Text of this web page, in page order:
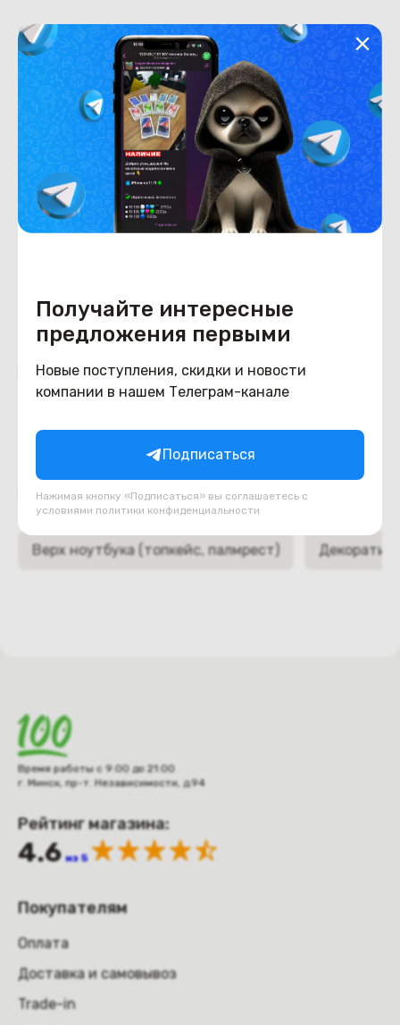
Получайте интересные
предложения первыми
Новые поступления, скидки и новости
компании в нашем Телеграм-канале
Подписаться
Нажимая кнопку «Подписаться» вы соглашаетесь с
условиями политики конфиденциальности
Общая информация
Производитель
HP
Тип товара
Палмрест
Состояние
Недостатки
состояние, запрос фото
уточнять у менеджера.
Состояние
Внешний вид
состояние, запрос фото
Похожие товары
Подборки товаров в категории
Верх ноутбука (топкейс, палмрест)
Время работы с 9:00 до 21:00
г. Минск, пр-т. Независимости, д.94
Рейтинг магазина:
4.6 из 5
Покупателям
Оплата
Доставка и самовывоз
Trade-in